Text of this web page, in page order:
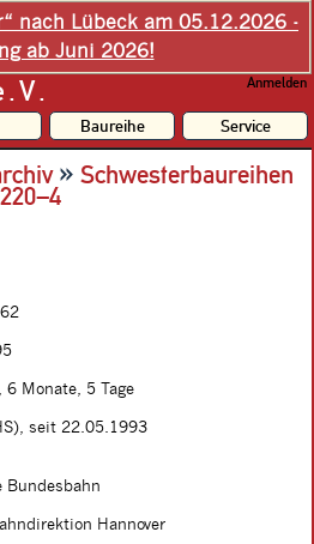
nach Lübeck am 05.12.2026 -
ab Juni 2026!
Anmelden
Baureihe Service
» Schwesterbaureihen
6 Monate, 5 Tage
seit 22.05.1993
Bundesbahn
Hannover